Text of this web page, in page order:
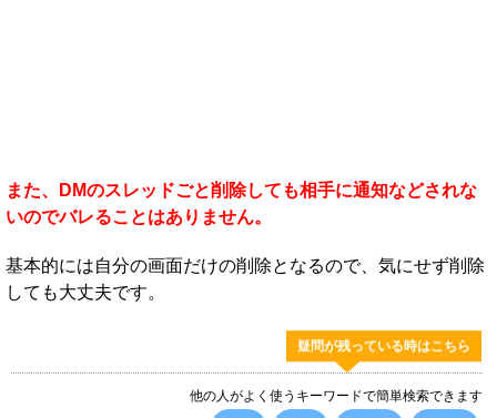
また、DMのスレッドごと削除しても相手に通知などされな
いのでバレることはありません。
基本的には自分の画面だけの削除となるので、気にせず削除
しても大丈夫です。
疑問が残っている時はこちら
他の人がよく使うキーワードで簡単検索できます